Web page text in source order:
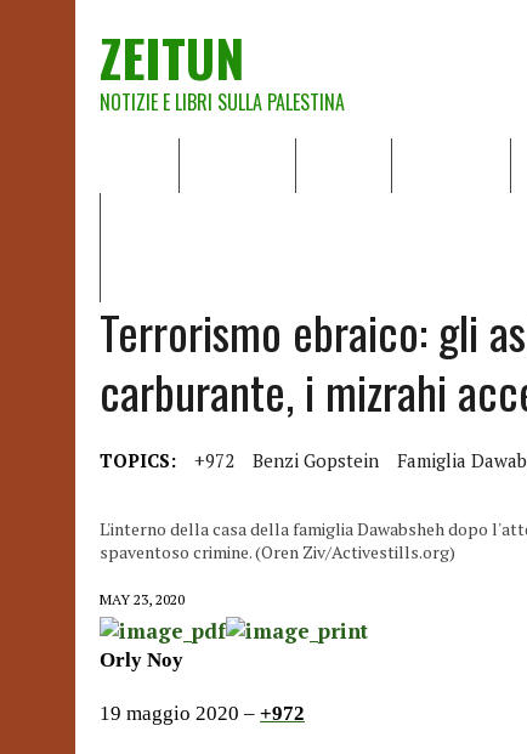
ZEITUN
NOTIZIE E LIBRI SULLA PALESTINA
Terrorismo ebraico: gli
carburante, i mizrahi
TOPICS: +972 Benzi Gopstein Famiglia
L'interno della casa della famiglia Dawabsheh dopo
spaventoso crimine. (Oren Ziv/Activestills.org)
MAY 23, 2020
Orly Noy
19 maggio 2020 – +972